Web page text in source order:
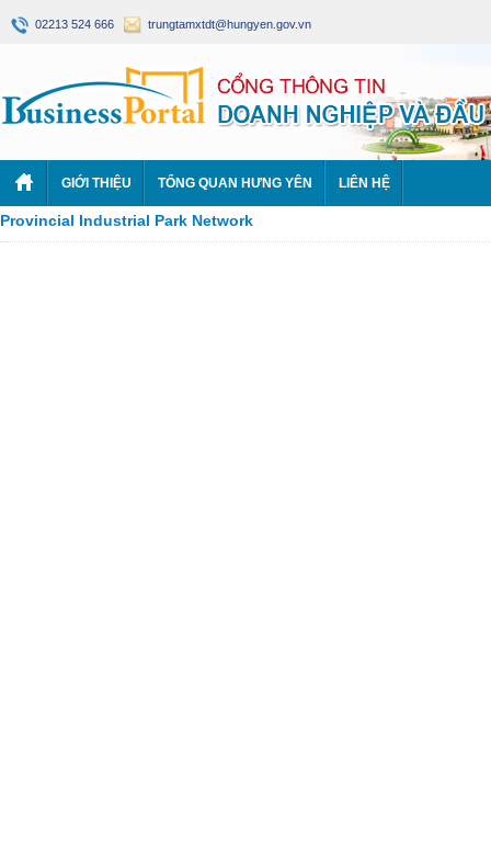
02213 524 666 trungtamxtdt@hungyen.gov.vn
GIỚI THIỆU TỔNG QUAN HƯNG YÊN LIÊN HỆ
Provincial Industrial Park Network